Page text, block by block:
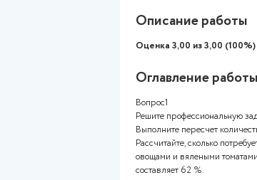
orlova
Описание
Оценка 3,00 из